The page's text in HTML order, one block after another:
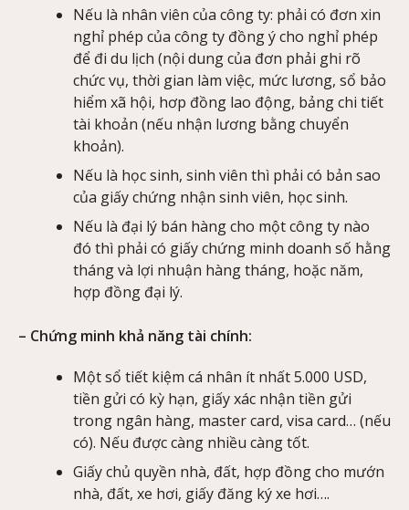
Nếu là nhân viên của công ty: phải có đơn xin
nghỉ phép của công ty đồng ý cho nghỉ phép
để đi du lịch (nội dung của đơn phải ghi rõ
chức vụ, thời gian làm việc, mức lương, sổ bảo
hiểm xã hội, hơp đồng lao động, bảng chi tiết
tài khoản (nếu nhận lương bằng chuyển
khoản).
Nếu là học sinh, sinh viên thì phải có bản sao
của giấy chứng nhận sinh viên, học sinh.
Nếu là đại lý bán hàng cho một công ty nào
đó thì phải có giấy chứng minh doanh số hằng
tháng và lợi nhuận hàng tháng, hoặc năm,
hợp đồng đại lý.
– Chứng minh khả năng tài chính:
Một sổ tiết kiệm cá nhân ít nhất 5.000 USD,
tiền gửi có kỳ hạn, giấy xác nhận tiền gửi
trong ngân hàng, master card, visa card… (nếu
có). Nếu được càng nhiều càng tốt.
Giấy chủ quyền nhà, đất, hợp đồng cho mướn
nhà, đất, xe hơi, giấy đăng ký xe hơi….